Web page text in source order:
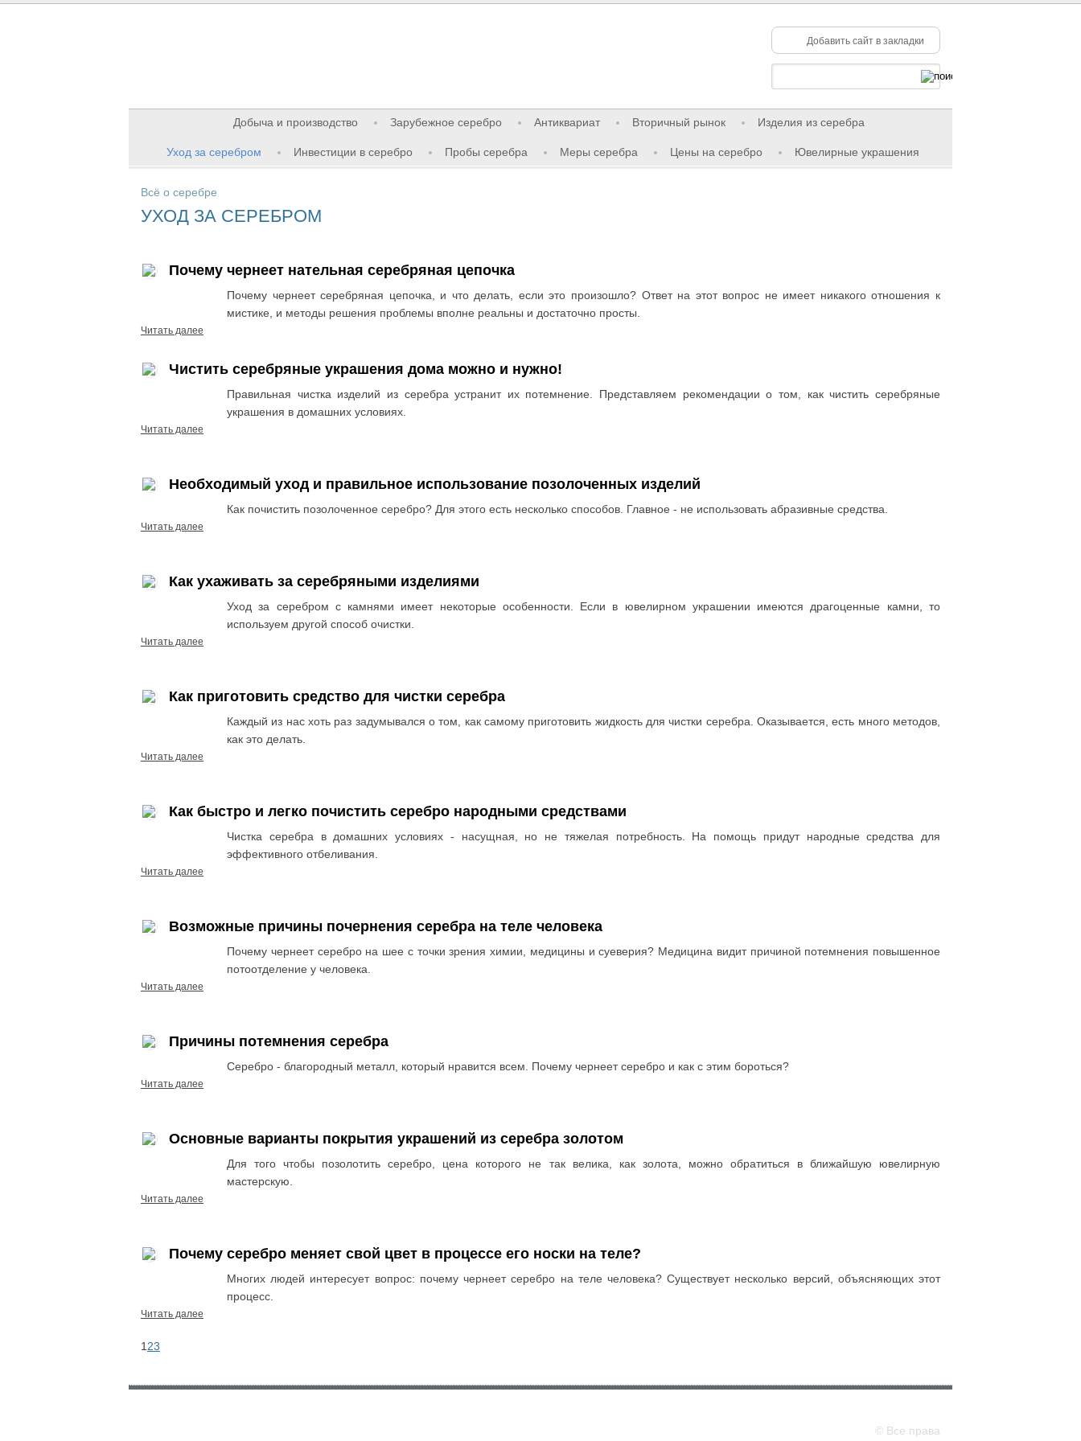
Добавить сайт в закладки
Добыча и производство Зарубежное серебро Антиквариат Вторичный рынок Изделия из серебра
Уход за серебром Инвестиции в серебро Пробы серебра Меры серебра Цены на серебро Ювелирные украшения
Всё о серебре
УХОД ЗА СЕРЕБРОМ
Почему чернеет нательная серебряная цепочка
Почему чернеет серебряная цепочка, и что делать, если это произошло? Ответ на этот вопрос не имеет никакого отношения к
мистике, и методы решения проблемы вполне реальны и достаточно просты.
Читать далее
Чистить серебряные украшения дома можно и нужно!
Правильная чистка изделий из серебра устранит их потемнение. Представляем рекомендации о том, как чистить серебряные
украшения в домашних условиях.
Читать далее
Необходимый уход и правильное использование позолоченных изделий
Как почистить позолоченное серебро? Для этого есть несколько способов. Главное - не использовать абразивные средства.
Читать далее
Как ухаживать за серебряными изделиями
Уход за серебром с камнями имеет некоторые особенности. Если в ювелирном украшении имеются драгоценные камни, то
используем другой способ очистки.
Читать далее
Как приготовить средство для чистки серебра
Каждый из нас хоть раз задумывался о том, как самому приготовить жидкость для чистки серебра. Оказывается, есть много методов,
как это делать.
Читать далее
Как быстро и легко почистить серебро народными средствами
Чистка серебра в домашних условиях - насущная, но не тяжелая потребность. На помощь придут народные средства для
эффективного отбеливания.
Читать далее
Возможные причины почернения серебра на теле человека
Почему чернеет серебро на шее с точки зрения химии, медицины и суеверия? Медицина видит причиной потемнения повышенное
потоотделение у человека.
Читать далее
Причины потемнения серебра
Серебро - благородный металл, который нравится всем. Почему чернеет серебро и как с этим бороться?
Читать далее
Основные варианты покрытия украшений из серебра золотом
Для того чтобы позолотить серебро, цена которого не так велика, как золота, можно обратиться в ближайшую ювелирную
мастерскую.
Читать далее
Почему серебро меняет свой цвет в процессе его носки на теле?
Многих людей интересует вопрос: почему чернеет серебро на теле человека? Существует несколько версий, объясняющих этот
процесс.
Читать далее
1 23
© Все права